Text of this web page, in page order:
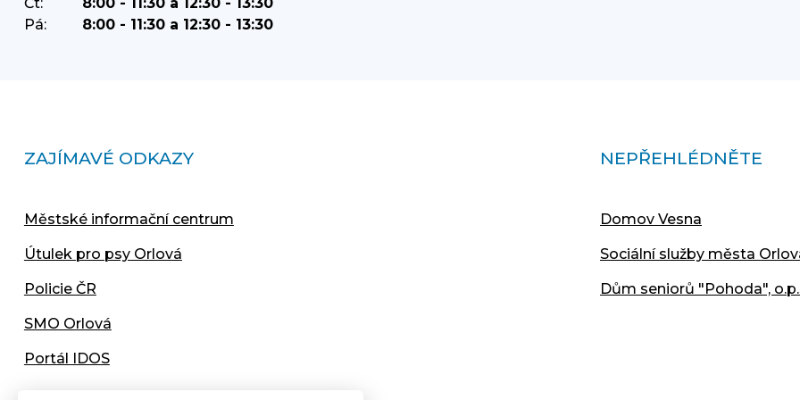
Pá:
8:00 - 11:30 a 12:30 - 13:30
ZAJÍMAVÉ ODKAZY
Městské informační centrum
Útulek pro psy Orlová
Policie ČR
SMO Orlová
Portál IDOS
NEPŘEHLÉDNĚTE
Domov Vesna
Sociální služby města
Dům seniorů "Pohoda",